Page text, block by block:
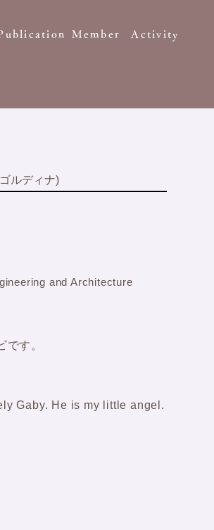
Member Activity
ルディナ)
and Architecture
です。
Gaby. He is my little angel.